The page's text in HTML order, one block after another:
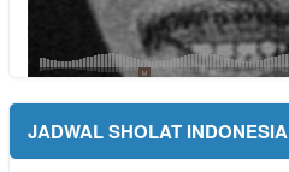
JADWAL SHOLAT INDONESIA